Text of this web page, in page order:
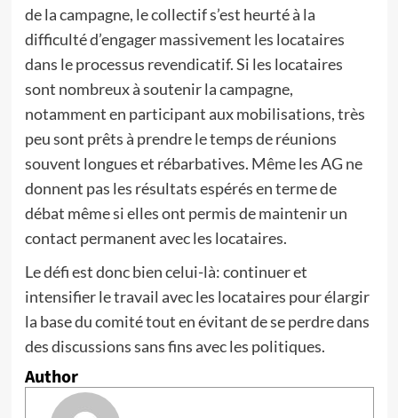
de la campagne, le collectif s’est heurté à la
difficulté d’engager massivement les locataires
dans le processus revendicatif. Si les locataires
sont nombreux à soutenir la campagne,
notamment en participant aux mobilisations, très
peu sont prêts à prendre le temps de réunions
souvent longues et rébarbatives. Même les AG ne
donnent pas les résultats espérés en terme de
débat même si elles ont permis de maintenir un
contact permanent avec les locataires.
Le défi est donc bien celui-là: continuer et
intensifier le travail avec les locataires pour élargir
la base du comité tout en évitant de se perdre dans
des discussions sans fins avec les politiques.
Author